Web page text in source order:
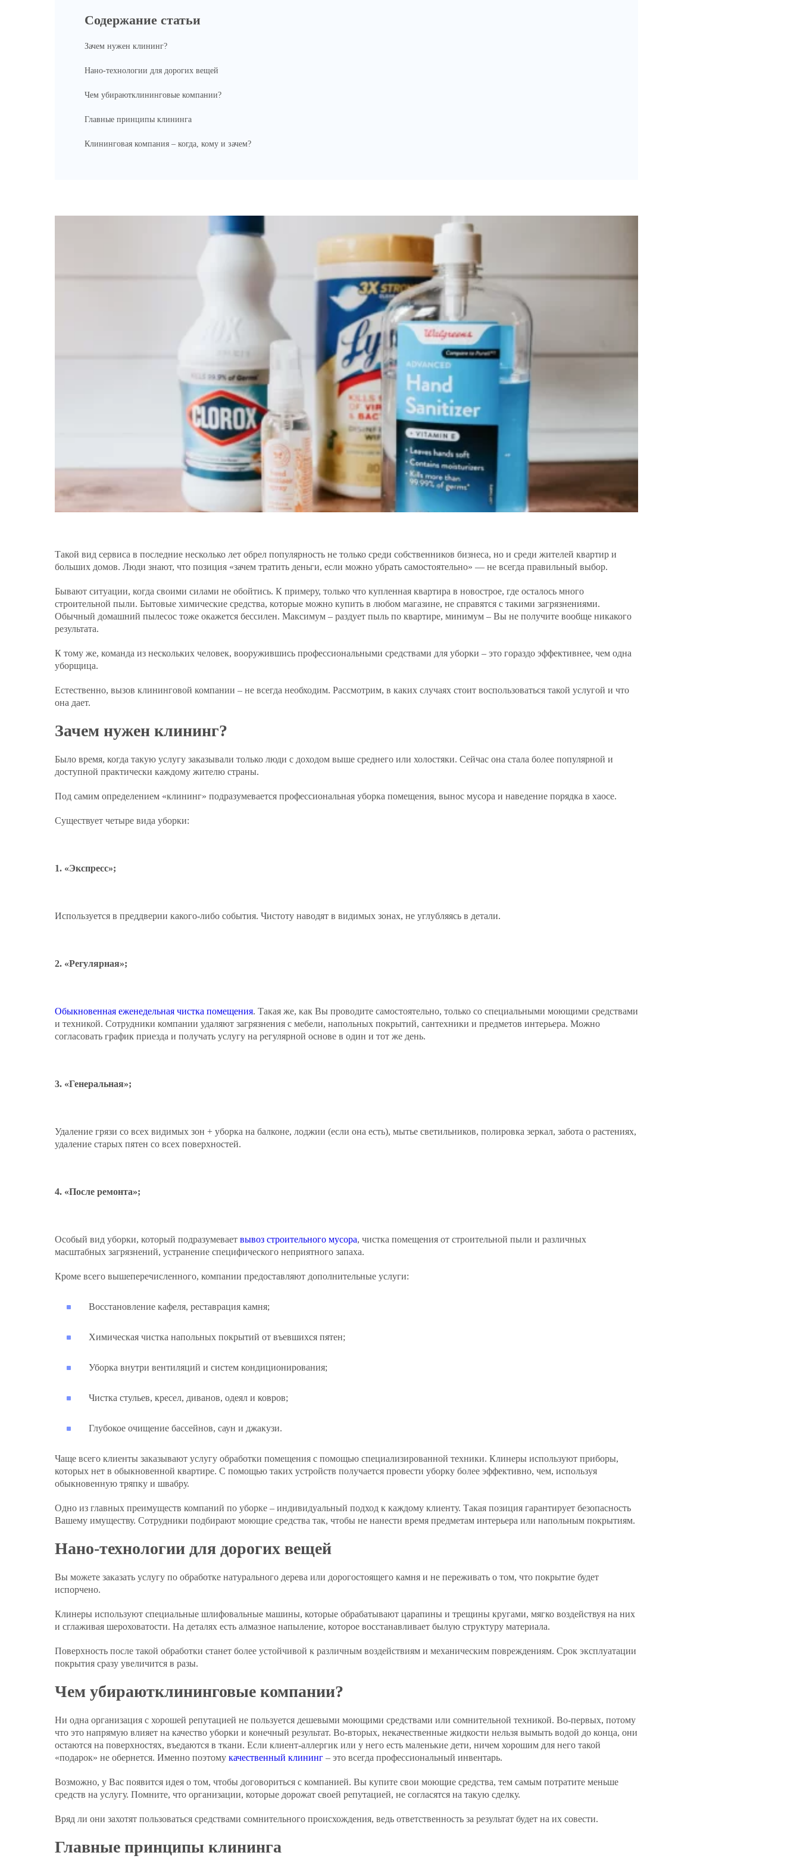
Содержание статьи
Зачем нужен клининг?
Нано-технологии для дорогих вещей
Чем убираютклининговые компании?
Главные принципы клининга
Клининговая компания – когда, кому и зачем?
Такой вид сервиса в последние несколько лет обрел популярность не только среди собственников бизнеса, но и среди жителей квартир и
больших домов. Люди знают, что позиция «зачем тратить деньги, если можно убрать самостоятельно» — не всегда правильный выбор.
Бывают ситуации, когда своими силами не обойтись. К примеру, только что купленная квартира в новострое, где осталось много
строительной пыли. Бытовые химические средства, которые можно купить в любом магазине, не справятся с такими загрязнениями.
Обычный домашний пылесос тоже окажется бессилен. Максимум – раздует пыль по квартире, минимум – Вы не получите вообще никакого
результата.
К тому же, команда из нескольких человек, вооружившись профессиональными средствами для уборки – это гораздо эффективнее, чем одна
уборщица.
Естественно, вызов клининговой компании – не всегда необходим. Рассмотрим, в каких случаях стоит воспользоваться такой услугой и что
она дает.
Зачем нужен клининг?
Было время, когда такую услугу заказывали только люди с доходом выше среднего или холостяки. Сейчас она стала более популярной и
доступной практически каждому жителю страны.
Под самим определением «клининг» подразумевается профессиональная уборка помещения, вынос мусора и наведение порядка в хаосе.
Существует четыре вида уборки:
«Экспресс»;
Используется в преддверии какого-либо события. Чистоту наводят в видимых зонах, не углубляясь в детали.
«Регулярная»;
Обыкновенная еженедельная чистка помещения. Такая же, как Вы проводите самостоятельно, только со специальными моющими средствами
и техникой. Сотрудники компании удаляют загрязнения с мебели, напольных покрытий, сантехники и предметов интерьера. Можно
согласовать график приезда и получать услугу на регулярной основе в один и тот же день.
«Генеральная»;
Удаление грязи со всех видимых зон + уборка на балконе, лоджии (если она есть), мытье светильников, полировка зеркал, забота о растениях,
удаление старых пятен со всех поверхностей.
«После ремонта»;
Особый вид уборки, который подразумевает вывоз строительного мусора, чистка помещения от строительной пыли и различных
масштабных загрязнений, устранение специфического неприятного запаха.
Кроме всего вышеперечисленного, компании предоставляют дополнительные услуги:
Восстановление кафеля, реставрация камня;
Химическая чистка напольных покрытий от въевшихся пятен;
Уборка внутри вентиляций и систем кондиционирования;
Чистка стульев, кресел, диванов, одеял и ковров;
Глубокое очищение бассейнов, саун и джакузи.
Чаще всего клиенты заказывают услугу обработки помещения с помощью специализированной техники. Клинеры используют приборы,
которых нет в обыкновенной квартире. С помощью таких устройств получается провести уборку более эффективно, чем, используя
обыкновенную тряпку и швабру.
Одно из главных преимуществ компаний по уборке – индивидуальный подход к каждому клиенту. Такая позиция гарантирует безопасность
Вашему имуществу. Сотрудники подбирают моющие средства так, чтобы не нанести время предметам интерьера или напольным покрытиям.
Нано-технологии для дорогих вещей
Вы можете заказать услугу по обработке натурального дерева или дорогостоящего камня и не переживать о том, что покрытие будет
испорчено.
Клинеры используют специальные шлифовальные машины, которые обрабатывают царапины и трещины кругами, мягко воздействуя на них
и сглаживая шероховатости. На деталях есть алмазное напыление, которое восстанавливает былую структуру материала.
Поверхность после такой обработки станет более устойчивой к различным воздействиям и механическим повреждениям. Срок эксплуатации
покрытия сразу увеличится в разы.
Чем убираютклининговые компании?
Ни одна организация с хорошей репутацией не пользуется дешевыми моющими средствами или сомнительной техникой. Во-первых, потому
что это напрямую влияет на качество уборки и конечный результат. Во-вторых, некачественные жидкости нельзя вымыть водой до конца, они
остаются на поверхностях, въедаются в ткани. Если клиент-аллергик или у него есть маленькие дети, ничем хорошим для него такой
«подарок» не обернется. Именно поэтому качественный клининг – это всегда профессиональный инвентарь.
Возможно, у Вас появится идея о том, чтобы договориться с компанией. Вы купите свои моющие средства, тем самым потратите меньше
средств на услугу. Помните, что организации, которые дорожат своей репутацией, не согласятся на такую сделку.
Вряд ли они захотят пользоваться средствами сомнительного происхождения, ведь ответственность за результат будет на их совести.
Главные принципы клининга